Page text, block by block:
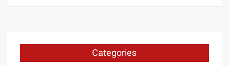
Categories